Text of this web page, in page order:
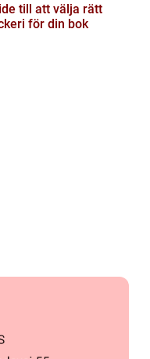
till att välja rätt
för din bok